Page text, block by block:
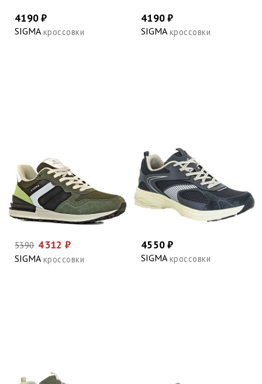
4190 ₽
SIGMA кроссовки
4190 ₽
SIGMA кроссовки
5390 4312 ₽
SIGMA кроссовки
4550 ₽
SIGMA кроссовки